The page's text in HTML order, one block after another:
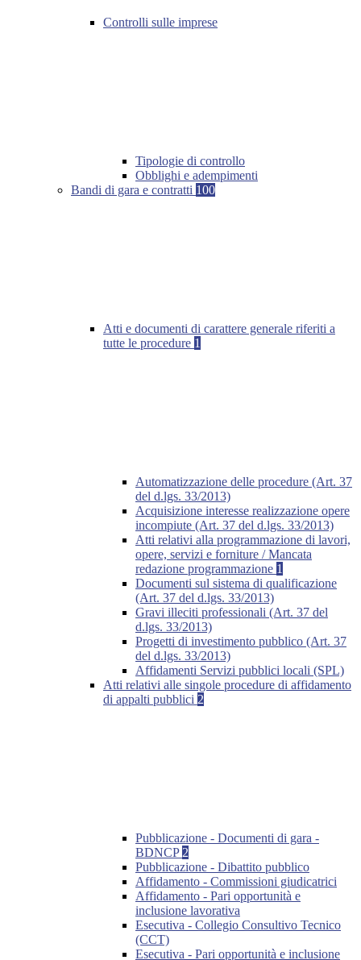
Controlli sulle imprese
Tipologie di controllo
Obblighi e adempimenti
Bandi di gara e contratti 100
Atti e documenti di carattere generale riferiti a
tutte le procedure 1
Automatizzazione delle procedure (Art. 37
del d.lgs. 33/2013)
Acquisizione interesse realizzazione opere
incompiute (Art. 37 del d.lgs. 33/2013)
Atti relativi alla programmazione di lavori,
opere, servizi e forniture / Mancata
redazione programmazione 1
Documenti sul sistema di qualificazione
(Art. 37 del d.lgs. 33/2013)
Gravi illeciti professionali (Art. 37 del
d.lgs. 33/2013)
Progetti di investimento pubblico (Art. 37
del d.lgs. 33/2013)
Affidamenti Servizi pubblici locali (SPL)
Atti relativi alle singole procedure di affidamento
di appalti pubblici 2
Pubblicazione - Documenti di gara -
BDNCP 2
Pubblicazione - Dibattito pubblico
Affidamento - Commissioni giudicatrici
Affidamento - Pari opportunità e
inclusione lavorativa
Esecutiva - Collegio Consultivo Tecnico
(CCT)
Esecutiva - Pari opportunità e inclusione